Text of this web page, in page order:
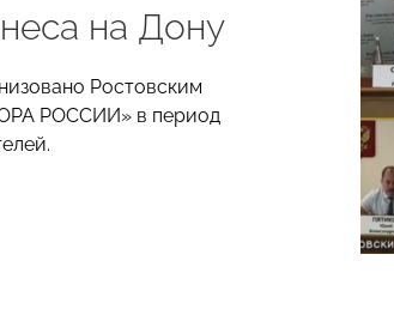
на Дону
Ростовским
РОССИИ» в период